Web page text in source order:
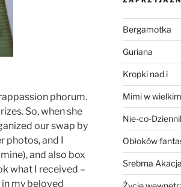
phorum.
So, when she
our swap by
photos, and I
and also box
what I received –
my beloved
Bergamotka
Guriana
Kropki nad i
Mimi w
Nie-co-
Obłoków
Srebrna Akacja